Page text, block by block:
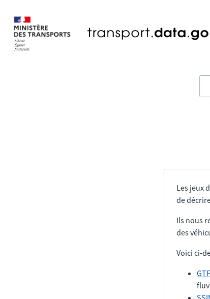
Les jeux
de
Ils nous
des
Voici ci-